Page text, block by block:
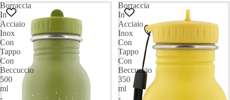
Borraccia
In
Acciaio
Inox
Con
Tappo
Con
Beccuccio
500
ml
-
Borraccia
In
Acciaio
Inox
Con
Tappo
Con
Beccuccio
350
ml
-